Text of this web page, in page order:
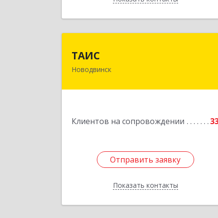
ТАИС
Новодвинск
Клиентов на сопровождении
Отправить заявку
Показать контакты
Отправить заявку
Назад